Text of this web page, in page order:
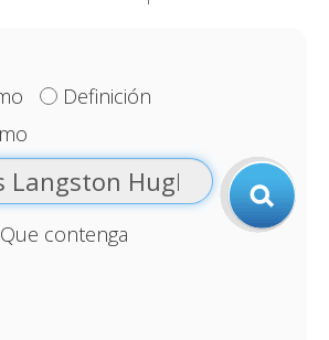
Definición
Que contenga